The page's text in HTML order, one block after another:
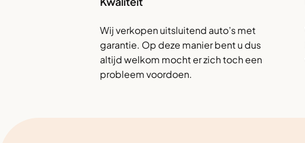
Wij verkopen uitsluitend auto’s met
garantie. Op deze manier bent u dus
altijd welkom mocht er zich toch een
probleem voordoen.